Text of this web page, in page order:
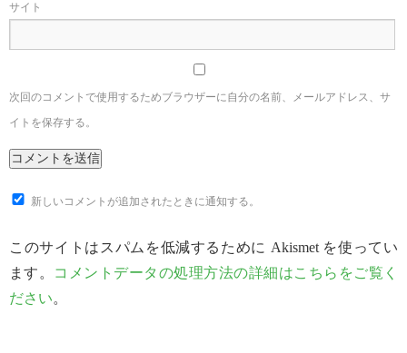
サイト
次回のコメントで使用するためブラウザーに自分の名前、メールアドレス、サ
イトを保存する。
新しいコメントが追加されたときに通知する。
このサイトはスパムを低減するために Akismet を使ってい
ます。 コメントデータの処理方法の詳細はこちらをご覧く
ださい。